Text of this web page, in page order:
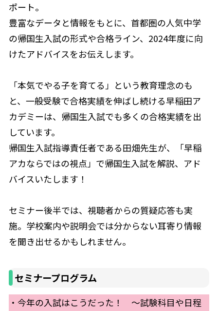
ポート。
豊富なデータと情報をもとに、首都圏の人気中学
の帰国生入試の形式や合格ライン、2024年度に向
けたアドバイスをお伝えします。
「本気でやる子を育てる」という教育理念のも
と、一般受験で合格実績を伸ばし続ける早稲田ア
カデミーは、帰国生入試でも多くの合格実績を出
しています。
帰国生入試指導責任者である田畑先生が、「早稲
アカならではの視点」で帰国生入試を解説、アド
バイスいたします！
セミナー後半では、視聴者からの質疑応答も実
施。学校案内や説明会では分からない耳寄り情報
を聞き出せるかもしれません。
セミナープログラム
・今年の入試はこうだった！ ～試験科目や日程